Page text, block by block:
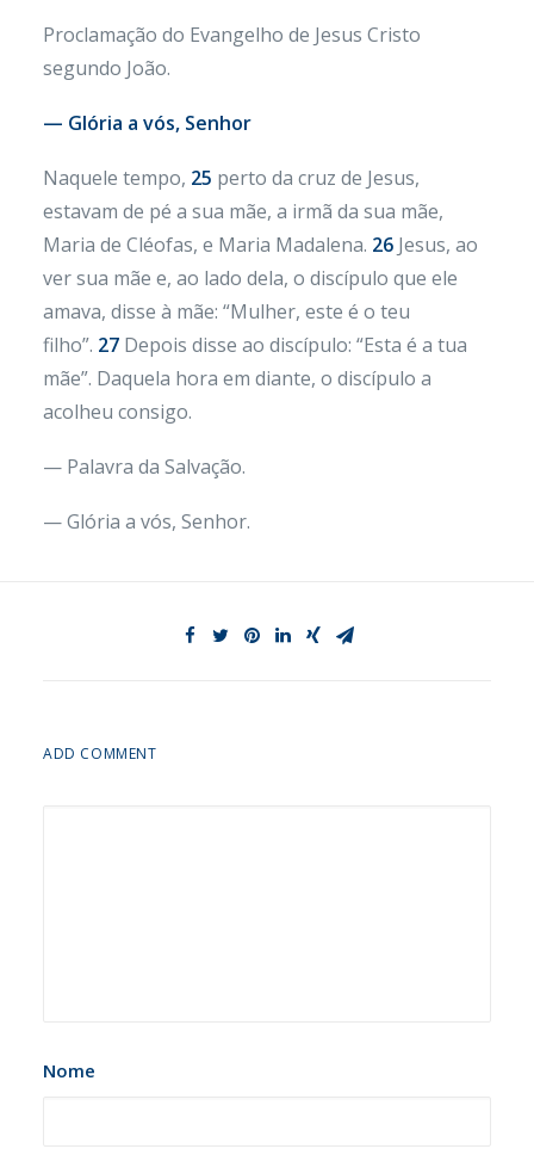
Proclamação do Evangelho de Jesus Cristo
segundo João.
— Glória a vós, Senhor
Naquele tempo, 25 perto da cruz de Jesus,
estavam de pé a sua mãe, a irmã da sua mãe,
Maria de Cléofas, e Maria Madalena. 26 Jesus, ao
ver sua mãe e, ao lado dela, o discípulo que ele
amava, disse à mãe: “Mulher, este é o teu
filho”. 27 Depois disse ao discípulo: “Esta é a tua
mãe”. Daquela hora em diante, o discípulo a
acolheu consigo.
— Palavra da Salvação.
— Glória a vós, Senhor.
ADD COMMENT
Nome